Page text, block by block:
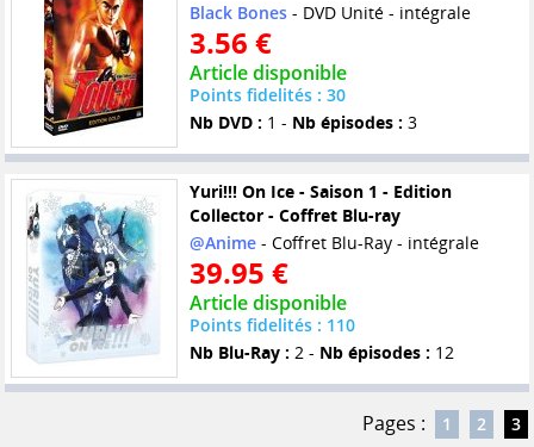
Black Bones- DVD Unité - intégrale
3.56 €
Article disponible
Points fidelités : 30
Nb DVD : 1 - Nb épisodes : 3
Yuri!!! On Ice - Saison 1 - Edition
Collector - Coffret Blu-ray
@Anime- Coffret Blu-Ray - intégrale
39.95 €
Article disponible
Points fidelités : 110
Nb Blu-Ray : 2 - Nb épisodes : 12
Pages : 1 2 3